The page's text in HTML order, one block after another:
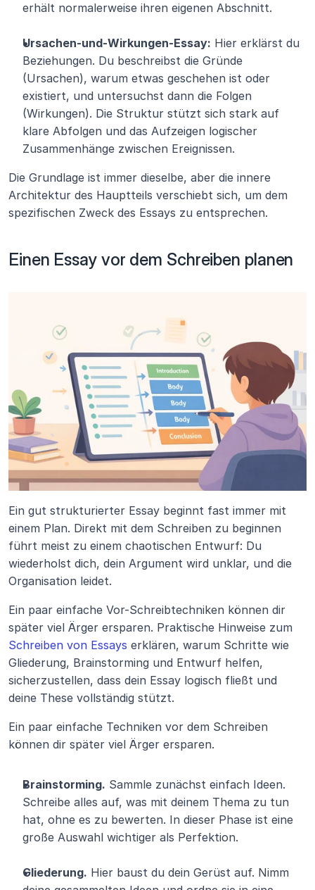
erhält normalerweise ihren eigenen Abschnitt.
Ursachen-und-Wirkungen-Essay: Hier erklärst du
Beziehungen. Du beschreibst die Gründe
(Ursachen), warum etwas geschehen ist oder
existiert, und untersuchst dann die Folgen
(Wirkungen). Die Struktur stützt sich stark auf
klare Abfolgen und das Aufzeigen logischer
Zusammenhänge zwischen Ereignissen.
Die Grundlage ist immer dieselbe, aber die innere
Architektur des Hauptteils verschiebt sich, um dem
spezifischen Zweck des Essays zu entsprechen.
Einen Essay vor dem Schreiben planen
Ein gut strukturierter Essay beginnt fast immer mit
einem Plan. Direkt mit dem Schreiben zu beginnen
führt meist zu einem chaotischen Entwurf: Du
wiederholst dich, dein Argument wird unklar, und die
Organisation leidet.
Ein paar einfache Vor-Schreibtechniken können dir
Schreiben von Essays erklären, warum Schritte wie
Gliederung, Brainstorming und Entwurf helfen,
sicherzustellen, dass dein Essay logisch fließt und
deine These vollständig stützt.
Ein paar einfache Techniken vor dem Schreiben
können dir später viel Ärger ersparen.
Brainstorming. Sammle zunächst einfach Ideen.
Schreibe alles auf, was mit deinem Thema zu tun
hat, ohne es zu bewerten. In dieser Phase ist eine
große Auswahl wichtiger als Perfektion.
Gliederung. Hier baust du dein Gerüst auf. Nimm